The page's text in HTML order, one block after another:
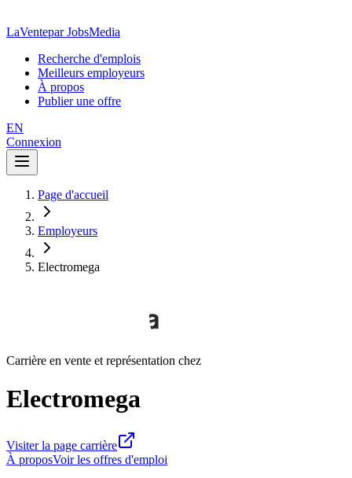
LaVentepar JobsMedia
Recherche d'emplois
Meilleurs employeurs
À propos
Publier une offre
EN
Connexion
Page d'accueil
Employeurs
Electromega
Carrière en vente et représentation chez
Electromega
Visiter la page carrière
À proposVoir les offres d'emploi